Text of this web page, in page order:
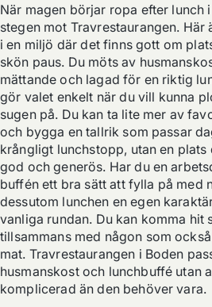
När magen börjar ropa efter lunch
stegen mot Travrestaurangen. Här
i en miljö där det finns gott om
skön paus. Du möts av
mättande och lagad för en riktig
gör valet enkelt när du vill kunna
sugen på. Du kan ta lite mer av
och bygga en tallrik som passar
krångligt lunchstopp, utan en plats
god och generös. Har du en
buffén ett bra sätt att fylla på med
dessutom lunchen en egen
vanliga rundan. Du kan komma hit
tillsammans med någon som
mat. Travrestaurangen i Boden
husmanskost och lunchbuffé utan
komplicerad än den behöver vara.